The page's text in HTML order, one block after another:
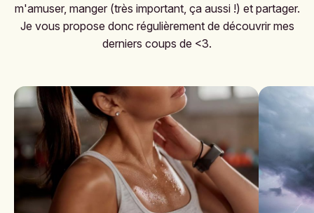
m'amuser, manger (très important, ça aussi !) et partager.
Je vous propose donc régulièrement de découvrir mes
derniers coups de <3.